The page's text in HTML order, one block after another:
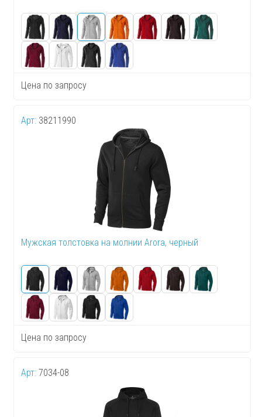
Цена по запросу
Арт: 38211990
Мужская толстовка на молнии Arora, черный
Цена по запросу
Арт: 7034-08